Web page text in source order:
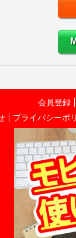
会員登録
プライバシーポ